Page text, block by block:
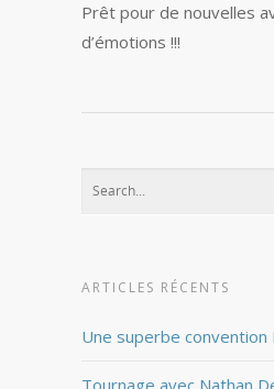
Prêt pour de nouvelles
d’émotions !!!
ARTICLES RÉCENTS
Une superbe convention